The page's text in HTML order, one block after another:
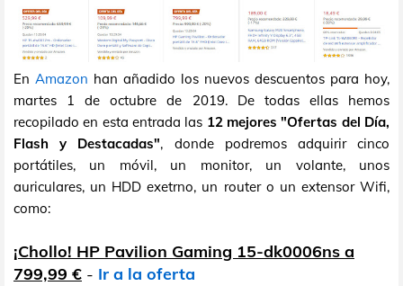
En Amazon han añadido los nuevos descuentos para hoy,
martes 1 de octubre de 2019. De todas ellas hemos
recopilado en esta entrada las 12 mejores "Ofertas del Día,
Flash y Destacadas", donde podremos adquirir cinco
portátiles, un móvil, un monitor, un volante, unos
auriculares, un HDD exetrno, un router o un extensor Wifi,
como:
¡Chollo! HP Pavilion Gaming 15-dk0006ns a
799,99 € - Ir a la oferta